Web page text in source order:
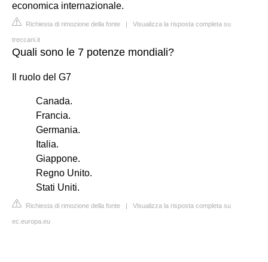
economica internazionale.
Richiesta di rimozione della fonte | Visualizza la risposta completa su
treccani.it
Quali sono le 7 potenze mondiali?
Il ruolo del G7
Canada.
Francia.
Germania.
Italia.
Giappone.
Regno Unito.
Stati Uniti.
Richiesta di rimozione della fonte | Visualizza la risposta completa su
ec.europa.eu